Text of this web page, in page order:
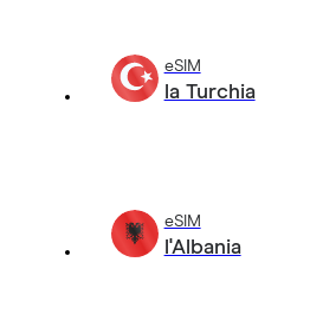
eSIM
la Turchia
eSIM
l'Albania